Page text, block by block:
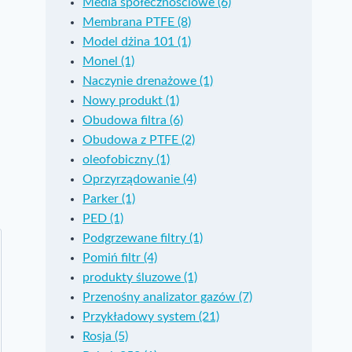
Membrana PTFE (8)
Model dżina 101 (1)
Monel (1)
Naczynie drenażowe (1)
Nowy produkt (1)
Obudowa filtra (6)
Obudowa z PTFE (2)
oleofobiczny (1)
Oprzyrządowanie (4)
Parker (1)
PED (1)
Podgrzewane filtry (1)
Pomiń filtr (4)
produkty śluzowe (1)
Przenośny analizator gazów (7)
Przykładowy system (21)
Rosja (5)